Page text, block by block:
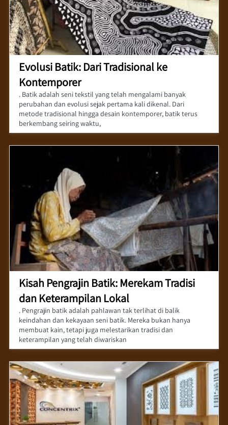
Evolusi Batik: Dari Tradisional ke
Kontemporer
. Batik adalah seni tekstil yang telah mengalami banyak
perubahan dan evolusi sejak pertama kali dikenal. Dari
metode tradisional hingga desain kontemporer, batik terus
berkembang seiring waktu,
Kisah Pengrajin Batik: Merekam Tradisi
dan Keterampilan Lokal
. Pengrajin batik adalah pahlawan tak terlihat di balik
keindahan dan kekayaan seni batik. Mereka bukan hanya
membuat kain, tetapi juga melestarikan tradisi dan
keterampilan yang telah diwariskan